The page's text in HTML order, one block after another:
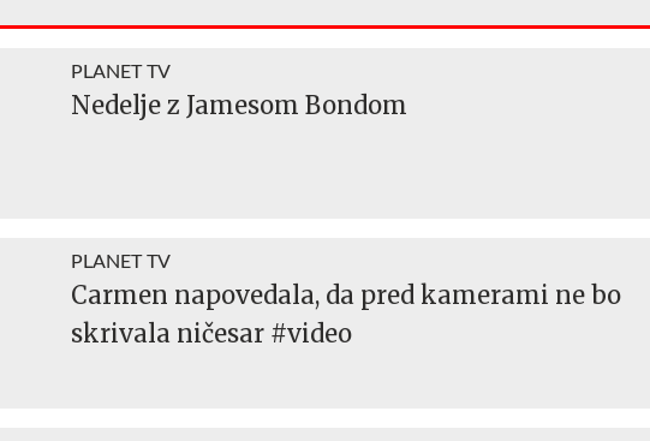
PLANET TV
Nedelje z Jamesom Bondom
PLANET TV
Carmen napovedala, da pred kamerami ne bo
skrivala ničesar #video